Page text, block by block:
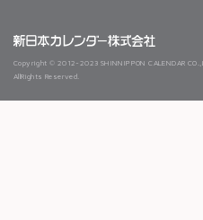
Copyright © 2012-2023 SHINNIPPON CALENDAR
AllRights Reserved.